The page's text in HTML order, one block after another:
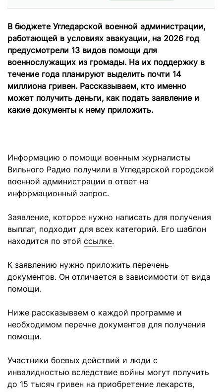
В бюджете Угледарской военной администрации,
работающей в условиях эвакуации, на 2026 год
предусмотрели 13 видов помощи для
военнослужащих из громады. На их поддержку в
течение года планируют выделить почти 14
миллиона гривен. Рассказываем, кто именно
может получить деньги, как подать заявление и
какие документы к нему приложить.
Информацию о помощи военным журналисты
Вильного Радио получили в Угледарской городской
военной администрации в ответ на
информационный запрос.
Заявление, которое нужно написать для получения
выплат, подходит для всех категорий. Его шаблон
находится по этой ссылке.
К заявлению нужно приложить перечень
документов. Он отличается в зависимости от вида
помощи.
Ниже рассказываем о каждой программе и
необходимом перечне документов для получения
помощи.
Участники боевых действий и люди с
инвалидностью вследствие войны могут получить
до 15 тысяч гривен на приобретение лекарств,